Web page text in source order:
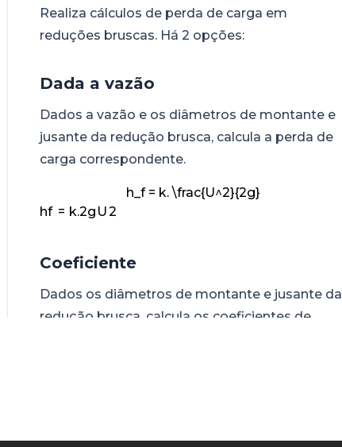
Realiza cálculos de perda de carga em
reduções bruscas. Há 2 opções:
Dada a vazão
Dados a vazão e os diâmetros de montante e
jusante da redução brusca, calcula a perda de
carga correspondente.
h_f = k. \frac{U^2}{2g}
hf = k.2g U2
Coeficiente
Dados os diâmetros de montante e jusante da
redução brusca, calcula os coeficientes de